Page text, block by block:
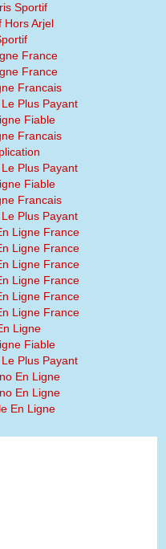
Sportif
Hors Arjel
France
France
Francais
Plus Payant
Fiable
Francais
Plus Payant
Fiable
Francais
Plus Payant
Ligne France
Ligne France
Ligne France
Ligne France
Ligne France
Ligne France
Ligne
Fiable
Plus Payant
En Ligne
En Ligne
En Ligne